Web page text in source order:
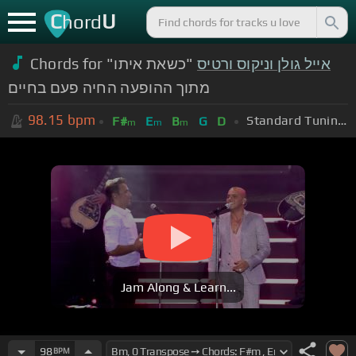
ChordU
Chords for אייל גולן וניקוס ורטיס "כשאת איתו"
מתוך ההופעה החיה פעם בחיים
98.15 bpm F#m Em Bm G D Standard Tuning (EADGBE)
Jam Along & Learn...
98BPM